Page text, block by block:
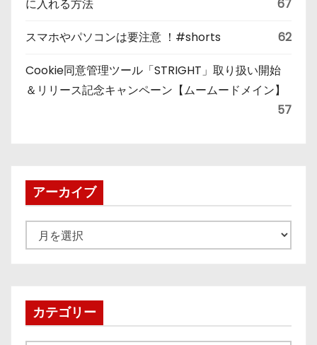
に入れる方法 67
スマホやパソコンは要注意 ！#shorts 62
Cookie同意管理ツール「STRIGHT」取り扱い開始
＆リリース記念キャンペーン【ムームードメイン】
57
アーカイブ
ー
ブカテゴリー